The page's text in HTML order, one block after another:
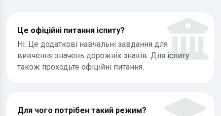
Це офіційні питання іспиту?
Ні. Це додаткові навчальні завдання для
вивчення значень дорожніх знаків. Для іспиту
також проходьте офіційні питання.
Для чого потрібен такий режим?